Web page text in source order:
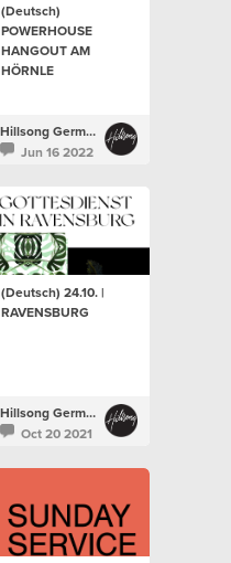
(Deutsch)
POWERHOUSE
HANGOUT AM
HÖRNLE
Hillsong Germany
Jun 16 2022
(Deutsch) 24.10. |
RAVENSBURG
Hillsong Germany
Oct 20 2021